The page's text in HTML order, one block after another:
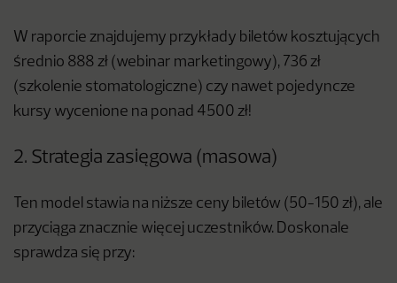
W raporcie znajdujemy przykłady biletów kosztujących
średnio 888 zł (webinar marketingowy), 736 zł
(szkolenie stomatologiczne) czy nawet pojedyncze
kursy wycenione na ponad 4500 zł!
2. Strategia zasięgowa (masowa)
Ten model stawia na niższe ceny biletów (50-150 zł), ale
przyciąga znacznie więcej uczestników. Doskonale
sprawdza się przy: